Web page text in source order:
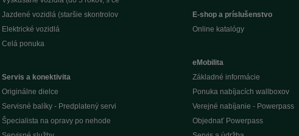
Jazdené vozidlá (staršie skontrolov
Elektrické vozidlá
Celá ponuka
Servis a konektivita
Originálne dielce
Servisné balíky - Predplatený servi
Špecialista na opravy po nehode
E-shop a príslušenstvo
Online katalógy
eMobilita
Základné informácie
Ponuka nabíjacích wallboxov
Verejné nabíjanie - Powerpass
Objednať Powerpass